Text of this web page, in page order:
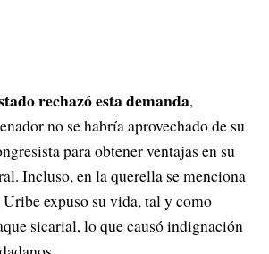
rechazó esta demanda,
no se habría aprovechado de su
para obtener ventajas en su
Incluso, en la querella se menciona
Uribe expuso su vida, tal y como
sicarial, lo que causó indignación